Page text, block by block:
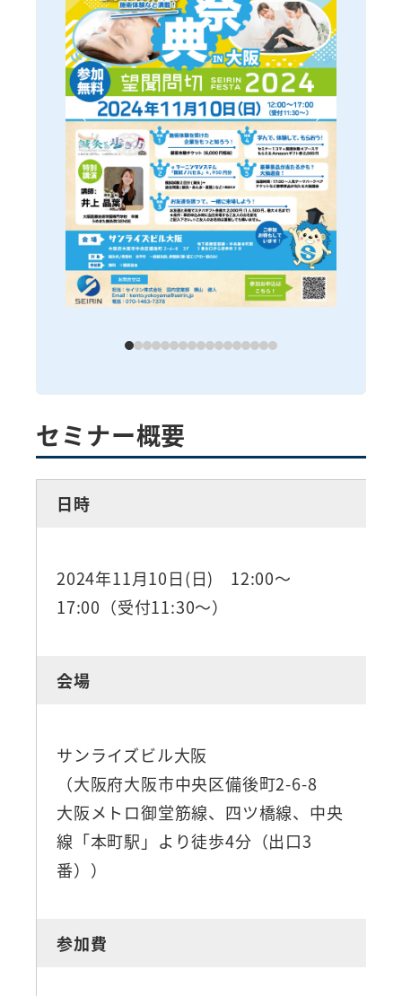
セミナー概要
日時
2024年11月10日(日) 12:00～
17:00（受付11:30～）
会場
サンライズビル大阪
（大阪府大阪市中央区備後町2-6-8
大阪メトロ御堂筋線、四ツ橋線、中央
線「本町駅」より徒歩4分（出口3
番））
参加費